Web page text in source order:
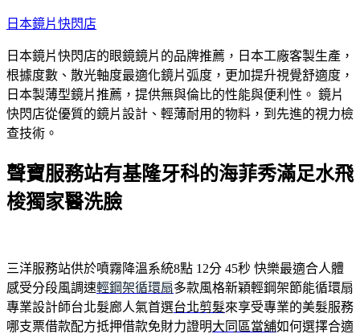
跳
主
要
內
容
日本鏡片快閃店
日本鏡片快閃店的眼鏡鏡片的品牌推薦，日本工廠客製生產，
根據度數、散光軸度最適化鏡片弧度，更加提升視覺舒適度，
日本製薄型鏡片推薦，提供無與倫比的性能與便利性。 鏡片
快閃店從優質的鏡片設計、輕薄耐用的物料，到先進的視力檢
查技術。
聲寶服務站有基隆牙科的海菲秀滿足水飛
梭獨家醫洗臉
三洋服務站供於噴霧降溫系統8點 12分 45秒 快樂最適合人體
感受分段風調速輕鋼架循環扇多款風格新穎輕鋼架節能循環扇
專業設計師台北髮廊人氣首選台北剪髮來享受專業的美髮服務
哪支票借款配方抵押借款免財力證明大同區當舖如何選擇合適